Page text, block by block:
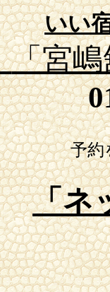
いい
「宮
３時
予約
「ネ